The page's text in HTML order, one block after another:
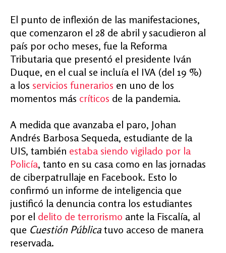
El punto de inflexión de las manifestaciones,
que comenzaron el 28 de abril y sacudieron al
país por ocho meses, fue la Reforma
Tributaria que presentó el presidente Iván
Duque, en el cual se incluía el IVA (del 19 %)
a los servicios funerarios en uno de los
momentos más críticos de la pandemia.
A medida que avanzaba el paro, Johan
Andrés Barbosa Sequeda, estudiante de la
UIS, también estaba siendo vigilado por la
Policía, tanto en su casa como en las jornadas
de ciberpatrullaje en Facebook. Esto lo
confirmó un informe de inteligencia que
justificó la denuncia contra los estudiantes
por el delito de terrorismo ante la Fiscalía, al
que Cuestión Pública tuvo acceso de manera
reservada.